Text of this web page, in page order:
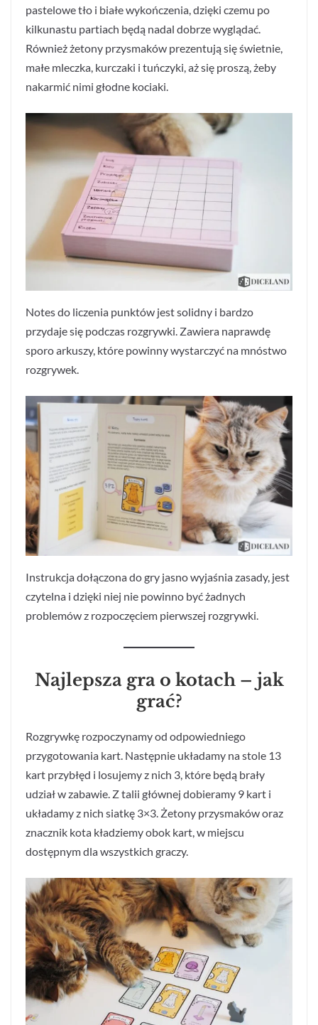
pastelowe tło i białe wykończenia, dzięki czemu po
kilkunastu partiach będą nadal dobrze wyglądać.
Również żetony przysmaków prezentują się świetnie,
małe mleczka, kurczaki i tuńczyki, aż się proszą, żeby
nakarmić nimi głodne kociaki.
Notes do liczenia punktów jest solidny i bardzo
przydaje się podczas rozgrywki. Zawiera naprawdę
sporo arkuszy, które powinny wystarczyć na mnóstwo
rozgrywek.
Instrukcja dołączona do gry jasno wyjaśnia zasady, jest
czytelna i dzięki niej nie powinno być żadnych
problemów z rozpoczęciem pierwszej rozgrywki.
Najlepsza gra o kotach – jak
grać?
Rozgrywkę rozpoczynamy od odpowiedniego
przygotowania kart. Następnie układamy na stole 13
kart przybłęd i losujemy z nich 3, które będą brały
udział w zabawie. Z talii głównej dobieramy 9 kart i
układamy z nich siatkę 3×3. Żetony przysmaków oraz
znacznik kota kładziemy obok kart, w miejscu
dostępnym dla wszystkich graczy.